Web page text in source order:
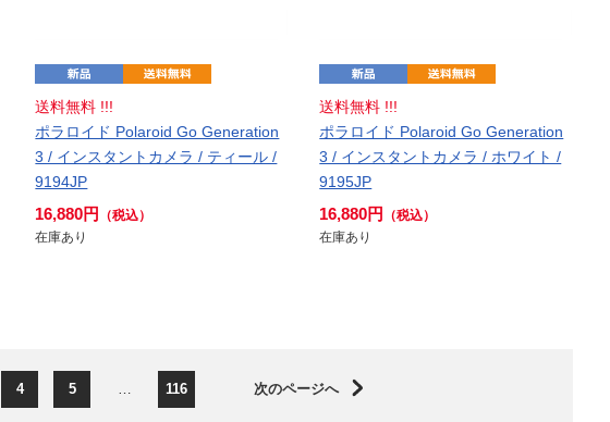
送料無料 !!!
ポラロイド Polaroid Go Generation
3 / インスタントカメラ / ティール /
9194JP
16,880円
（税込）
在庫あり
送料無料 !!!
ポラロイド Polaroid Go Generation
3 / インスタントカメラ / ホワイト /
9195JP
16,880円
（税込）
在庫あり
4 5 … 116 次のページへ